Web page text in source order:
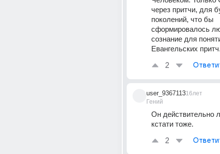
через притчи, для
поколений, что бы
сформировалось
сознание для
Евангельских
2
user_9367113
Гений
16лет
Он действительно
кстати тоже.
2